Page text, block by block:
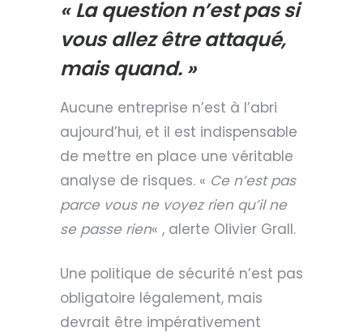
« La question n’est pas si
vous allez être attaqué,
mais quand. »
Aucune entreprise n’est à l’abri
aujourd’hui, et il est indispensable
de mettre en place une véritable
analyse de risques. « Ce n’est pas
parce vous ne voyez rien qu’il ne
se passe rien« , alerte Olivier Grall.
Une politique de sécurité n’est pas
obligatoire légalement, mais
devrait être impérativement